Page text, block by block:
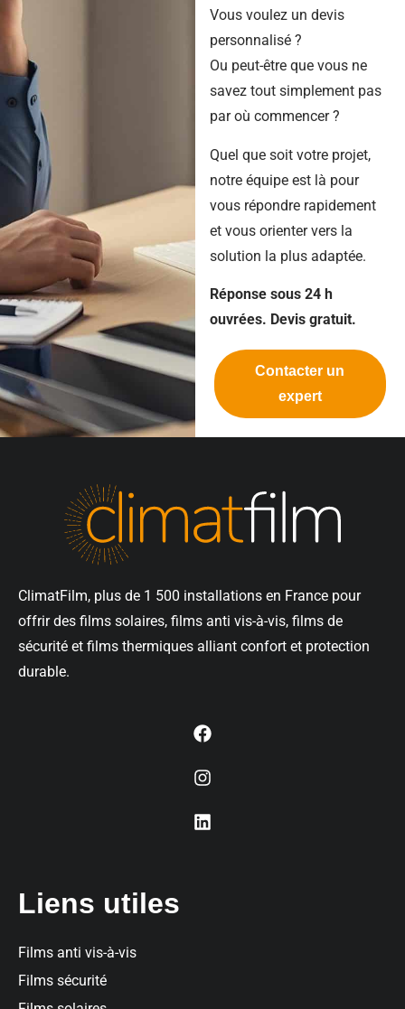
Vous voulez un devis
personnalisé ?
Ou peut-être que vous ne
savez tout simplement pas
par où commencer ?
Quel que soit votre projet,
notre équipe est là pour
vous répondre rapidement
et vous orienter vers la
solution la plus adaptée.
Réponse sous 24 h
ouvrées. Devis gratuit.
Contacter un
expert
ClimatFilm, plus de 1 500 installations en France pour
offrir des films solaires, films anti vis-à-vis, films de
sécurité et films thermiques alliant confort et protection
durable.
Liens utiles
Films anti vis-à-vis
Films sécurité